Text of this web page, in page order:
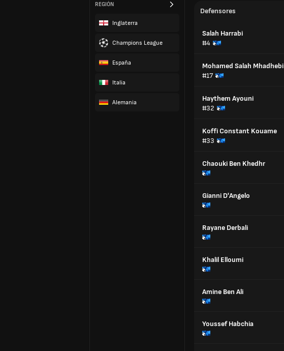
REGIÓN
Inglaterra
Champions League
España
Italia
Alemania
Defensores
Salah Harrabi
#4
Mohamed Salah Mhadhebi
#17
Haythem Ayouni
#32
Koffi Constant Kouame
#33
Chaouki Ben Khedhr
Gianni D'Angelo
Rayane Derbali
Khalil Elloumi
Amine Ben Ali
Youssef Habchia